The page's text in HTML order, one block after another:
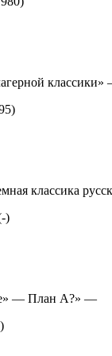
классика
)
— План А?» —